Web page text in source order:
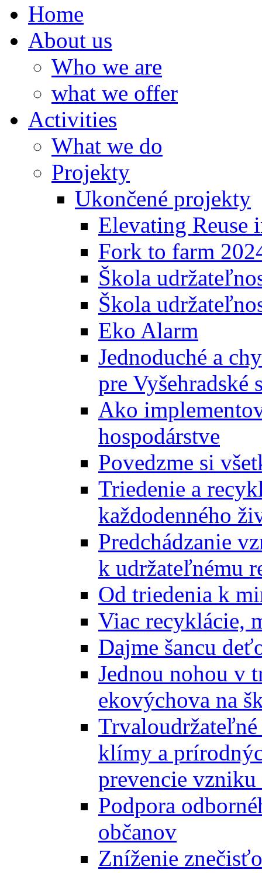
Home
About us
Who we are
what we offer
Activities
What we do
Projekty
Ukončené projekty
Elevating Reuse
Fork to farm
Škola
Škola
Eko Alarm
Jednoduché a
pre Vyšehradské
Ako
hospodárstve
Povedzme si
Triedenie a
každodenného
Predchádzanie
k udržateľnému
Od triedenia k
Viac recyklácie,
Dajme šancu
Jednou nohou v
ekovýchova na
klímy a
prevencie vzniku
Podpora
občanov
Zníženie